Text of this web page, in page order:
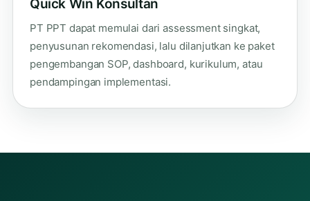
Quick Win Konsultan
PT PPT dapat memulai dari assessment singkat,
penyusunan rekomendasi, lalu dilanjutkan ke paket
pengembangan SOP, dashboard, kurikulum, atau
pendampingan implementasi.